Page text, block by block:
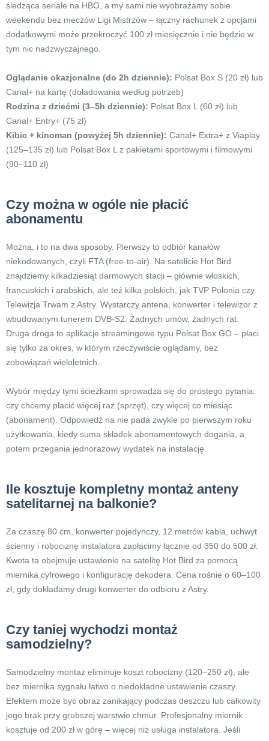
śledząca seriale na HBO, a my sami nie wyobrażamy sobie
weekendu bez meczów Ligi Mistrzów – łączny rachunek z opcjami
dodatkowymi może przekroczyć 100 zł miesięcznie i nie będzie w
tym nic nadzwyczajnego.
Oglądanie okazjonalne (do 2h dziennie): Polsat Box S (20 zł) lub
Canal+ na kartę (doładowania według potrzeb)
Rodzina z dziećmi (3–5h dziennie): Polsat Box L (60 zł) lub
Canal+ Entry+ (75 zł)
Kibic + kinoman (powyżej 5h dziennie): Canal+ Extra+ z Viaplay
(125–135 zł) lub Polsat Box L z pakietami sportowymi i filmowymi
(90–110 zł)
Czy można w ogóle nie płacić
abonamentu
Można, i to na dwa sposoby. Pierwszy to odbiór kanałów
niekodowanych, czyli FTA (free-to-air). Na satelicie Hot Bird
znajdziemy kilkadziesiąt darmowych stacji – głównie włoskich,
francuskich i arabskich, ale też kilka polskich, jak TVP Polonia czy
Telewizja Trwam z Astry. Wystarczy antena, konwerter i telewizor z
wbudowanym tunerem DVB-S2. Żadnych umów, żadnych rat.
Druga droga to aplikacje streamingowe typu Polsat Box GO – płaci
się tylko za okres, w którym rzeczywiście oglądamy, bez
zobowiązań wieloletnich.
Wybór między tymi ścieżkami sprowadza się do prostego pytania:
czy chcemy płacić więcej raz (sprzęt), czy więcej co miesiąc
(abonament). Odpowiedź na nie pada zwykle po pierwszym roku
użytkowania, kiedy suma składek abonamentowych dogania, a
potem przegania jednorazowy wydatek na instalację.
Ile kosztuje kompletny montaż anteny
satelitarnej na balkonie?
Za czaszę 80 cm, konwerter pojedynczy, 12 metrów kabla, uchwyt
ścienny i robociznę instalatora zapłacimy łącznie od 350 do 500 zł.
Kwota ta obejmuje ustawienie na satelitę Hot Bird za pomocą
miernika cyfrowego i konfigurację dekodera. Cena rośnie o 60–100
zł, gdy dokładamy drugi konwerter do odbioru z Astry.
Czy taniej wychodzi montaż
samodzielny?
Samodzielny montaż eliminuje koszt robocizny (120–250 zł), ale
bez miernika sygnału łatwo o niedokładne ustawienie czaszy.
Efektem może być obraz zanikający podczas deszczu lub całkowity
jego brak przy grubszej warstwie chmur. Profesjonalny miernik
kosztuje od 200 zł w górę – więcej niż usługa instalatora. Jeśli